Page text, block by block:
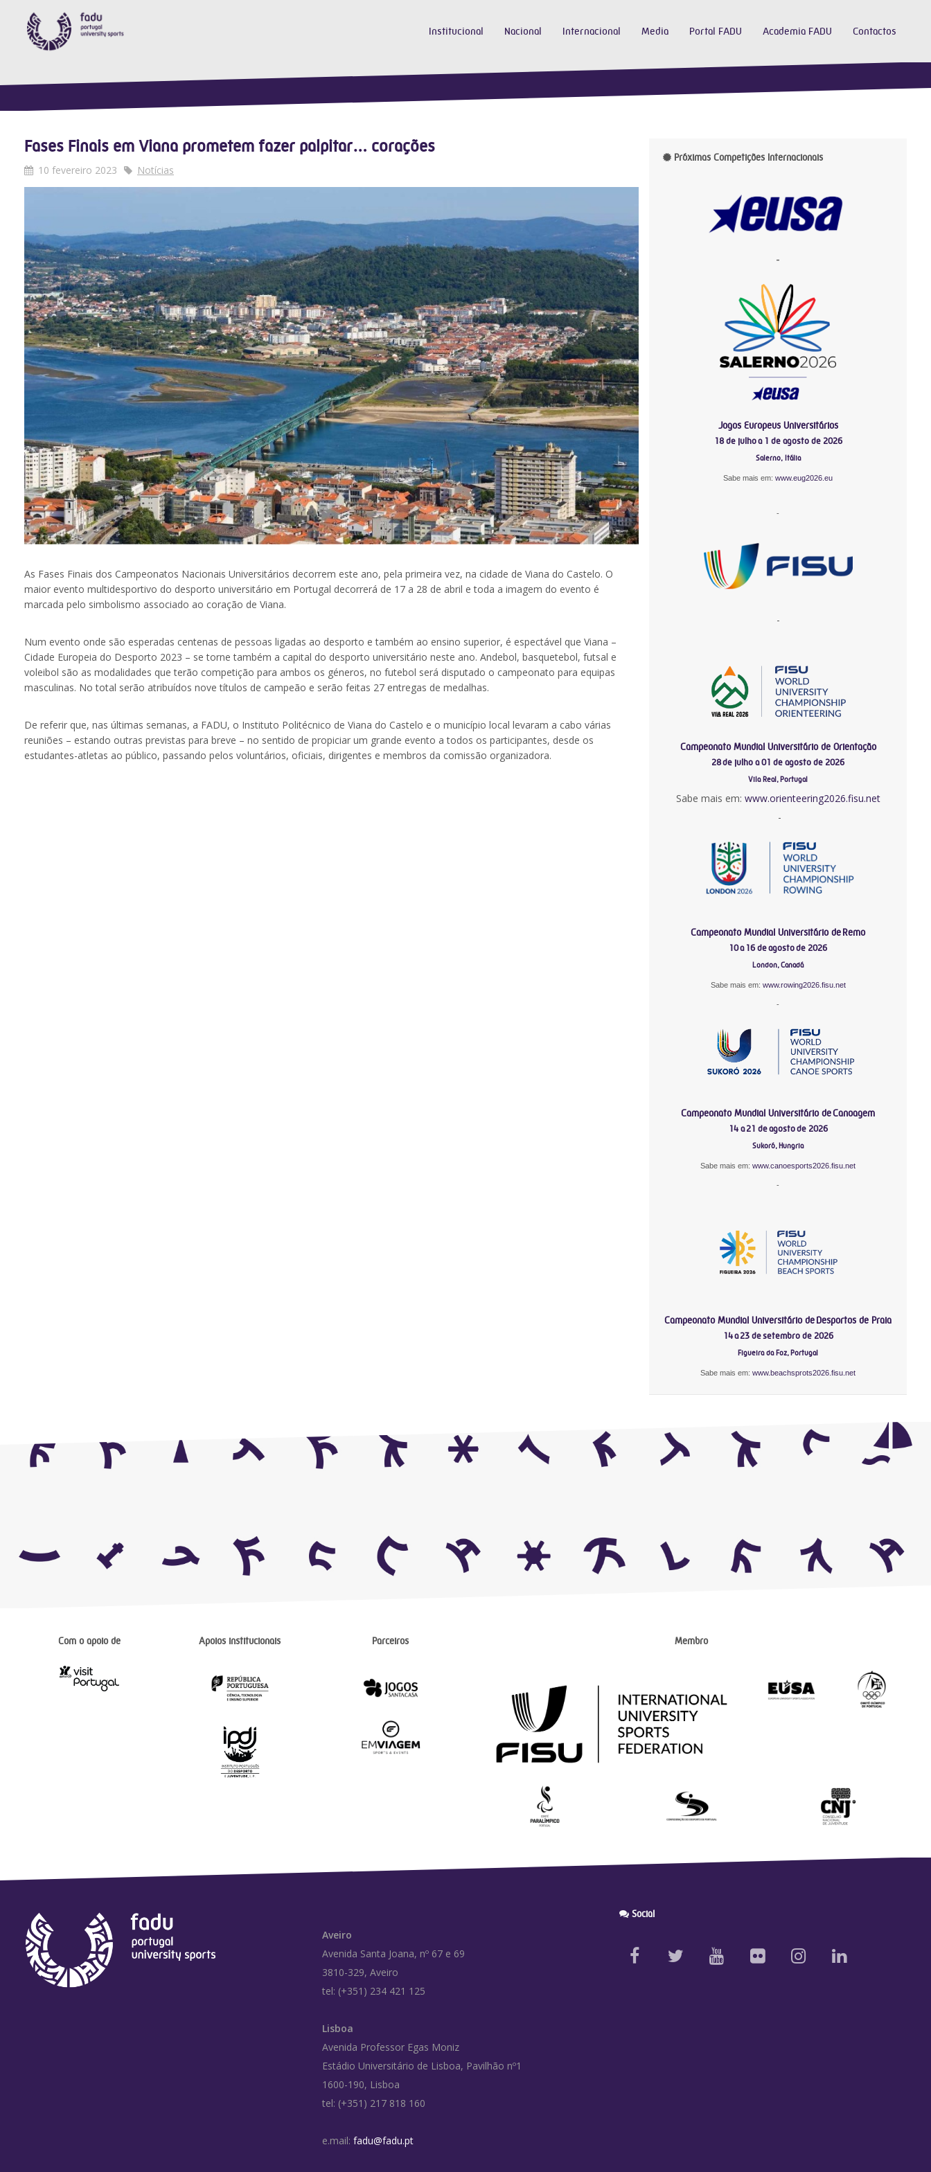
Institucional Nacional Internacional Media Portal FADU Academia FADU Contactos
Fases Finais em Viana prometem fazer palpitar… corações
10 fevereiro 2023 Notícias
As Fases Finais dos Campeonatos Nacionais Universitários decorrem este ano, pela primeira vez, na cidade de Viana do Castelo. O
maior evento multidesportivo do desporto universitário em Portugal decorrerá de 17 a 28 de abril e toda a imagem do evento é
marcada pelo simbolismo associado ao coração de Viana.
Num evento onde são esperadas centenas de pessoas ligadas ao desporto e também ao ensino superior, é espectável que Viana –
Cidade Europeia do Desporto 2023 – se torne também a capital do desporto universitário neste ano. Andebol, basquetebol, futsal e
voleibol são as modalidades que terão competição para ambos os géneros, no futebol será disputado o campeonato para equipas
masculinas. No total serão atribuídos nove títulos de campeão e serão feitas 27 entregas de medalhas.
De referir que, nas últimas semanas, a FADU, o Instituto Politécnico de Viana do Castelo e o município local levaram a cabo várias
reuniões – estando outras previstas para breve – no sentido de propiciar um grande evento a todos os participantes, desde os
estudantes-atletas ao público, passando pelos voluntários, oficiais, dirigentes e membros da comissão organizadora.
Próximas Competições Internacionais
-
Jogos Europeus Universitários
18 de julho a 1 de agosto de 2026
Salerno, Itália
Sabe mais em:www.eug2026.eu
-
-
Campeonato Mundial Universitário de Orientação
28 de julho a 01 de agosto de 2026
Vila Real, Portugal
Sabe mais em: www.orienteering2026.fisu.net
-
Campeonato Mundial Universitário de Remo
10 a 16 de agosto de 2026
London, Canadá
Sabe mais em: www.rowing2026.fisu.net
-
Campeonato Mundial Universitário de Canoagem
14 a 21 de agosto de 2026
Sukoró, Hungria
Sabe mais em:www.canoesports2026.fisu.net
-
Campeonato Mundial Universitário de Desportos de Praia
14 a 23 de setembro de 2026
Figueira da Foz, Portugal
Sabe mais em:www.beachsprots2026.fisu.net
Com o apoio de Apoios institucionais Parceiros Membro
Aveiro
Avenida Santa Joana, nº 67 e 69
3810-329, Aveiro
tel: (+351) 234 421 125
Lisboa
Avenida Professor Egas Moniz
Estádio Universitário de Lisboa, Pavilhão nº1
1600-190, Lisboa
tel: (+351) 217 818 160
e.mail: fadu@fadu.pt
Social